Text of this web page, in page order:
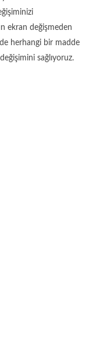
ekran değişmeden
herhangi bir madde
sağlıyoruz.